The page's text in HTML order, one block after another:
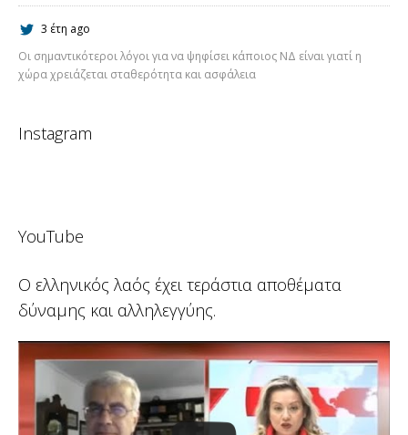
3 έτη ago
Οι σημαντικότεροι λόγοι για να ψηφίσει κάποιος ΝΔ είναι γιατί η
χώρα χρειάζεται σταθερότητα και ασφάλεια
Instagram
YouTube
Ο ελληνικός λαός έχει τεράστια αποθέματα
δύναμης και αλληλεγγύης.